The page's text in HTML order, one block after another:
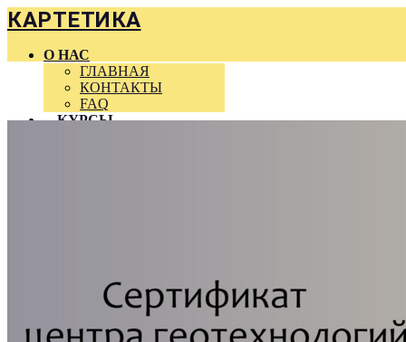
КАРТЕТИКА
О НАС
ГЛАВНАЯ
КОНТАКТЫ
FAQ
КУРСЫ